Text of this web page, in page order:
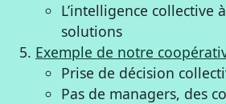
L’intelligence collective
solutions
Exemple de notre
Prise de décision
Pas de managers, des